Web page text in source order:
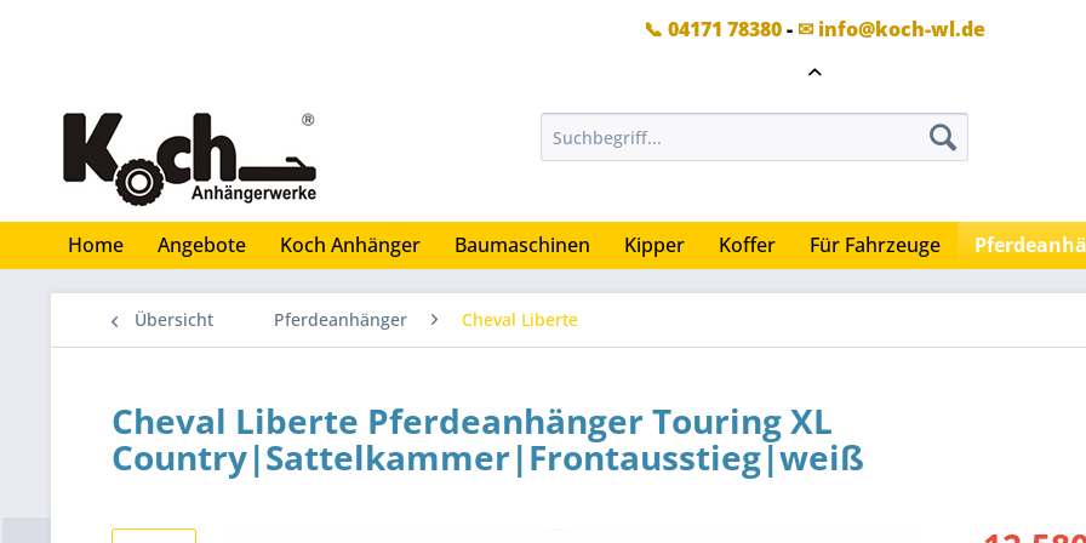
📞 04171 78380- ✉ info@koch-wl.de
Home Angebote Koch Anhänger Baumaschinen Kipper Koffer Für Fahrzeuge
Übersicht Pferdeanhänger Cheval Liberte
Cheval Liberte Pferdeanhänger Touring XL
Country|Sattelkammer|Frontausstieg|weiß